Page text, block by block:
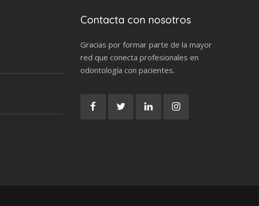
Contacta con nosotros
Gracias por formar parte de la mayor
red que conecta profesionales en
odontología con pacientes.